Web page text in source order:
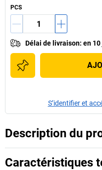
PCS
Délai de livraison: en
S’identifier et
Description du
Caractéristiques